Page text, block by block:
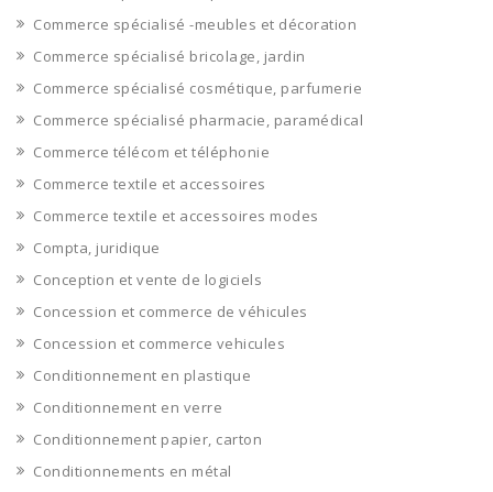
Commerce spécialisé -meubles et décoration
Commerce spécialisé bricolage, jardin
Commerce spécialisé cosmétique, parfumerie
Commerce spécialisé pharmacie, paramédical
Commerce télécom et téléphonie
Commerce textile et accessoires
Commerce textile et accessoires modes
Compta, juridique
Conception et vente de logiciels
Concession et commerce de véhicules
Concession et commerce vehicules
Conditionnement en plastique
Conditionnement en verre
Conditionnement papier, carton
Conditionnements en métal